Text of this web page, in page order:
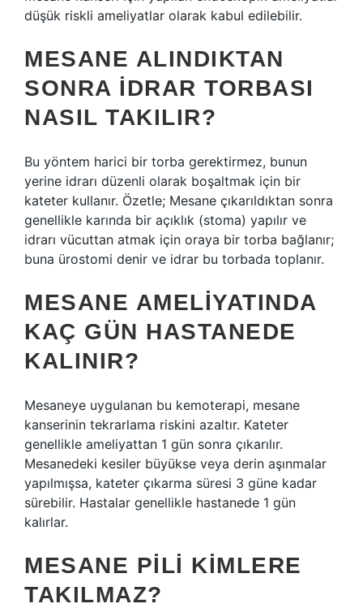
düşük riskli ameliyatlar olarak kabul edilebilir.
MESANE ALINDIKTAN
SONRA IDRAR TORBASI
NASIL TAKILIR?
Bu yöntem harici bir torba gerektirmez, bunun
yerine idrarı düzenli olarak boşaltmak için bir
kateter kullanır. Özetle; Mesane çıkarıldıktan sonra
genellikle karında bir açıklık (stoma) yapılır ve
idrarı vücuttan atmak için oraya bir torba bağlanır;
buna ürostomi denir ve idrar bu torbada toplanır.
MESANE AMELIYATINDA
KAÇ GÜN HASTANEDE
KALINIR?
Mesaneye uygulanan bu kemoterapi, mesane
kanserinin tekrarlama riskini azaltır. Kateter
genellikle ameliyattan 1 gün sonra çıkarılır.
Mesanedeki kesiler büyükse veya derin aşınmalar
yapılmışsa, kateter çıkarma süresi 3 güne kadar
sürebilir. Hastalar genellikle hastanede 1 gün
kalırlar.
MESANE PILI KIMLERE
TAKILMAZ?